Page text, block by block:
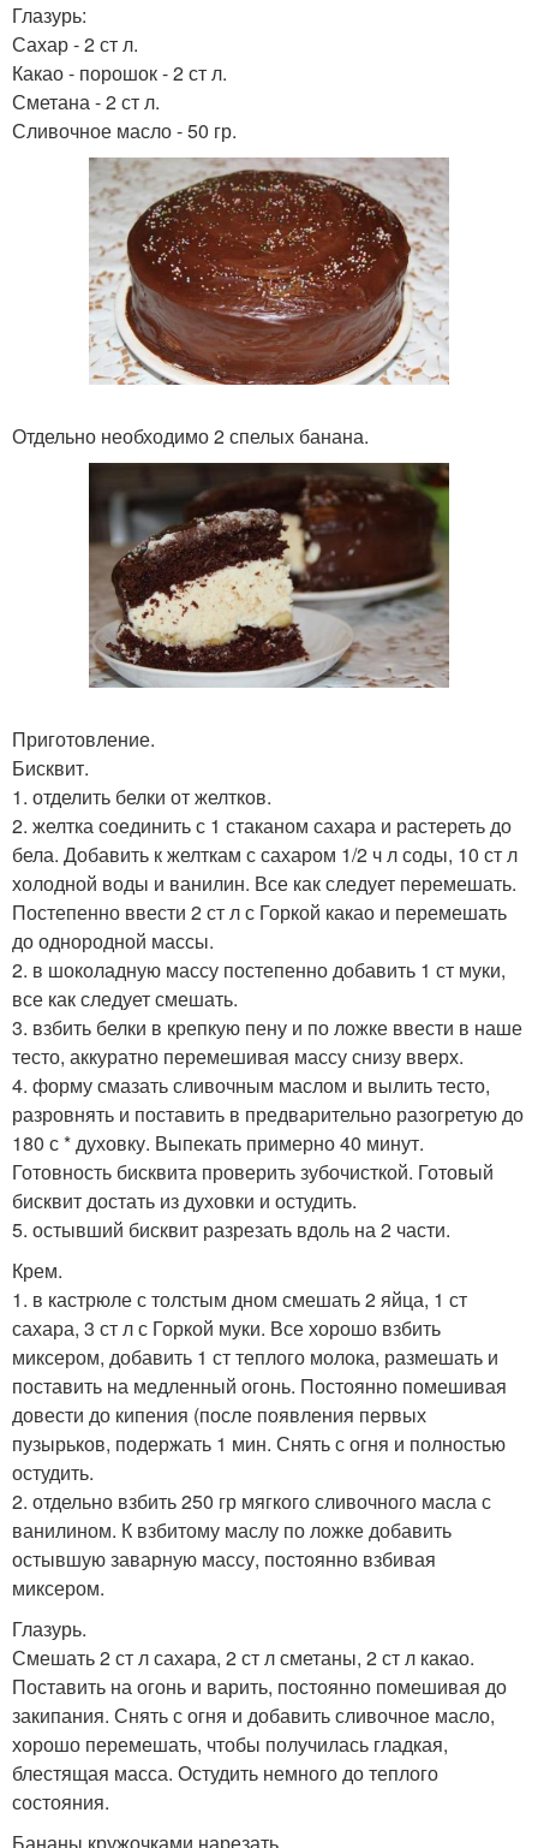
Глазурь:
Сахар - 2 ст л.
Какао - порошок - 2 ст л.
Сметана - 2 ст л.
Сливочное масло - 50 гр.
Отдельно необходимо 2 спелых банана.
Приготовление.
Бисквит.
1. отделить белки от желтков.
2. желтка соединить с 1 стаканом сахара и растереть до
бела. Добавить к желткам с сахаром 1/2 ч л соды, 10 ст л
холодной воды и ванилин. Все как следует перемешать.
Постепенно ввести 2 ст л с Горкой какао и перемешать
до однородной массы.
2. в шоколадную массу постепенно добавить 1 ст муки,
все как следует смешать.
3. взбить белки в крепкую пену и по ложке ввести в наше
тесто, аккуратно перемешивая массу снизу вверх.
4. форму смазать сливочным маслом и вылить тесто,
разровнять и поставить в предварительно разогретую до
180 с * духовку. Выпекать примерно 40 минут.
Готовность бисквита проверить зубочисткой. Готовый
бисквит достать из духовки и остудить.
5. остывший бисквит разрезать вдоль на 2 части.
Крем.
1. в кастрюле с толстым дном смешать 2 яйца, 1 ст
сахара, 3 ст л с Горкой муки. Все хорошо взбить
миксером, добавить 1 ст теплого молока, размешать и
поставить на медленный огонь. Постоянно помешивая
довести до кипения (после появления первых
пузырьков, подержать 1 мин. Снять с огня и полностью
остудить.
2. отдельно взбить 250 гр мягкого сливочного масла с
ванилином. К взбитому маслу по ложке добавить
остывшую заварную массу, постоянно взбивая
миксером.
Глазурь.
Смешать 2 ст л сахара, 2 ст л сметаны, 2 ст л какао.
Поставить на огонь и варить, постоянно помешивая до
закипания. Снять с огня и добавить сливочное масло,
хорошо перемешать, чтобы получилась гладкая,
блестящая масса. Остудить немного до теплого
состояния.